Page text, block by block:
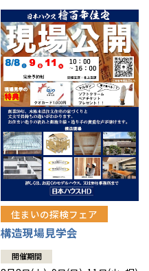
住まいの探検フェア
構造現場見学会
開催期間